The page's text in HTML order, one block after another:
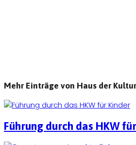
Mehr Einträge von Haus der
Führung durch das HKW